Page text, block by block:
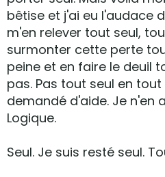
bêtise et j'ai eu l'audace
m'en relever tout seul,
surmonter cette perte
peine et en faire le deuil
pas. Pas tout seul en
demandé d'aide. Je n'en
Logique.
Seul. Je suis resté seul.